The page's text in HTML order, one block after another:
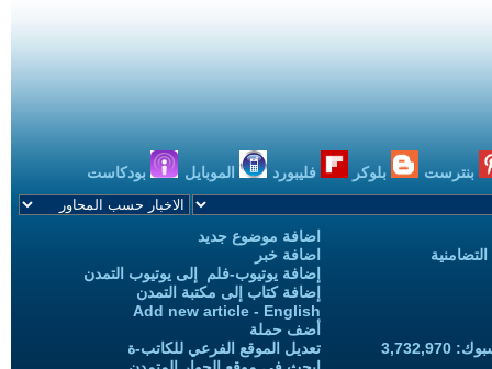
بنترست بلوكر فليبورد الموبايل بودكاست
اضافة موضوع جديد
اضافة خبر
إضافة يوتيوب-فلم إلى يوتيوب التمدن
إضافة كتاب إلى مكتبة التمدن
Add new article - English
أضف حملة
تعديل الموقع الفرعي للكاتب-ة